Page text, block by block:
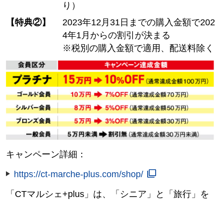
り）
【特典②】
2023年12月31日までの購入金額で202
4年1月からの割引が決まる
※税別の購入金額で適用、配送料除く
キャンペーン詳細：
https://ct-marche-plus.com/shop/
「CTマルシェ+plus」は、「シニア」と「旅行」を